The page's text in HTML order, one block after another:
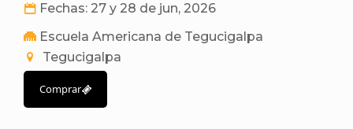
Fechas: 27 y 28 de jun, 2026
Escuela Americana de Tegucigalpa
Tegucigalpa
Comprar